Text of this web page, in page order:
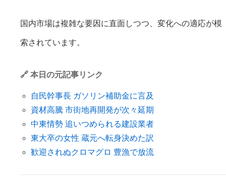
国内市場は複雑な要因に直面しつつ、変化への適応が模
索されています。
🔗 本日の元記事リンク
自民幹事長 ガソリン補助金に言及
資材高騰 市街地再開発が次々延期
中東情勢 追いつめられる建設業者
東大卒の女性 蔵元へ転身決めた訳
歓迎されぬクロマグロ 豊漁で放流